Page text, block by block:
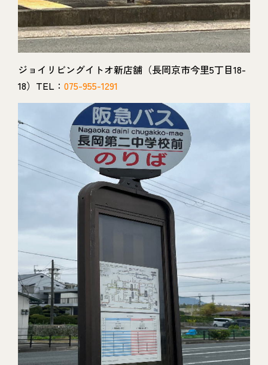
ジョイリビングイトオ新店舗（長岡京市今里5丁目18-
18）TEL： 075-955-1291